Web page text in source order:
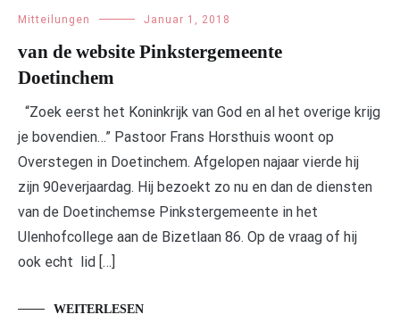
Mitteilungen Januar 1, 2018
van de website Pinkstergemeente
Doetinchem
“Zoek eerst het Koninkrijk van God en al het overige krijg
je bovendien…” Pastoor Frans Horsthuis woont op
Overstegen in Doetinchem. Afgelopen najaar vierde hij
zijn 90everjaardag. Hij bezoekt zo nu en dan de diensten
van de Doetinchemse Pinkstergemeente in het
Ulenhofcollege aan de Bizetlaan 86. Op de vraag of hij
ook echt lid […]
WEITERLESEN